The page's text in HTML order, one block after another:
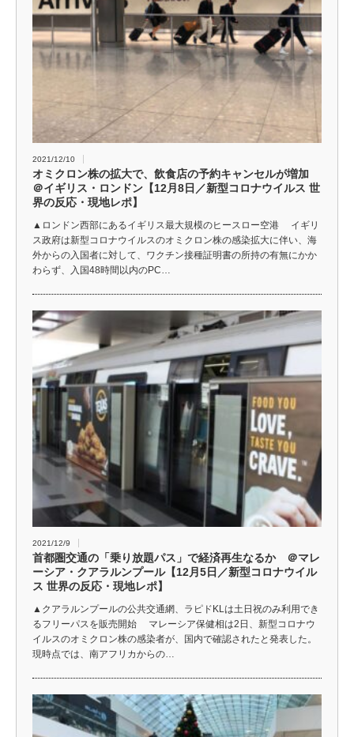
2021/12/10
オミクロン株の拡大で、飲食店の予約キャンセルが増加
＠イギリス・ロンドン【12月8日／新型コロナウイルス 世
界の反応・現地レポ】
▲ロンドン西部にあるイギリス最大規模のヒースロー空港 イギリ
ス政府は新型コロナウイルスのオミクロン株の感染拡大に伴い、海
外からの入国者に対して、ワクチン接種証明書の所持の有無にかか
わらず、入国48時間以内のPC…
2021/12/9
首都圏交通の「乗り放題パス」で経済再生なるか ＠マレ
ーシア・クアラルンプール【12月5日／新型コロナウイル
ス 世界の反応・現地レポ】
▲クアラルンプールの公共交通網、ラピドKLは土日祝のみ利用でき
るフリーパスを販売開始 マレーシア保健相は2日、新型コロナウ
イルスのオミクロン株の感染者が、国内で確認されたと発表した。
現時点では、南アフリカからの…